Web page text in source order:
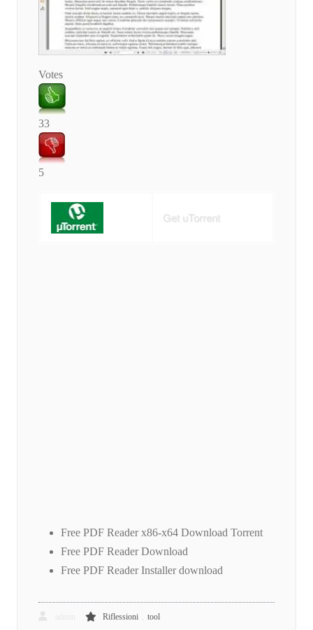
Votes
33
5
Get uTorrent
Free PDF Reader x86-x64 Download Torrent
Free PDF Reader Download
Free PDF Reader Installer download
Riflessioni tool